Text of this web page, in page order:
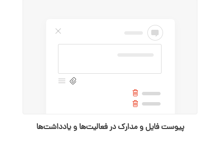
پیوست فایل و مدارک در فعالیت‌ها و یادداشت‌ها